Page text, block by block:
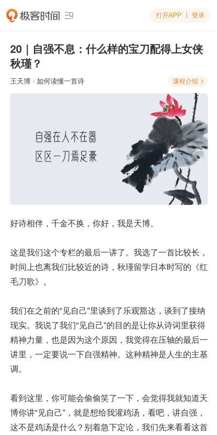
 打开APP 登录
20｜自强不息：什么样的宝刀配得上女侠
秋瑾？
王天博 · 如何读懂一首诗 课程介绍 
好诗相伴，千金不换，你好，我是天博。
这是我们这个专栏的最后一讲了。我选了一首比较长，
时间上也离我们比较近的诗，秋瑾留学日本时写的《红
毛刀歌》。
我们在之前的“见自己”里谈到了乐观豁达，谈到了接纳
现实。我说了我们“见自己”的目的是让你从诗词里获得
精神力量，也是因为这个原因，我觉得在压轴的最后一
讲里，一定要说一下自强精神。这种精神是人生的主基
调。
看到这里，你可能会偷偷笑了一下，会觉得我就知道天
博你讲“见自己”，就是想给我灌鸡汤，看吧，讲自强，
这不是鸡汤是什么？别着急下定论，我们先来看看这首